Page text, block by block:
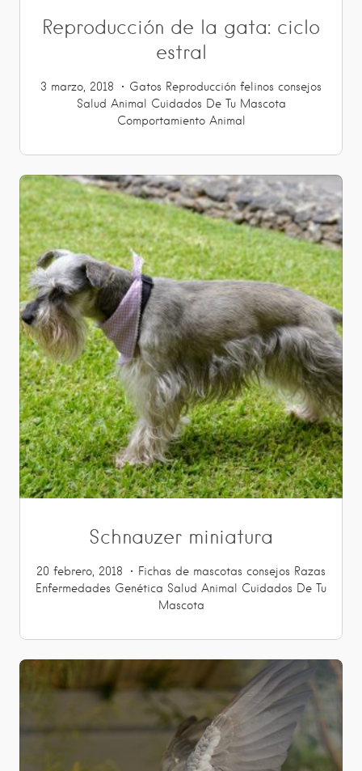
Reproducción de la gata: ciclo
estral
3 marzo, 2018 Gatos Reproducción felinos consejos
Salud Animal
Cuidados De Tu Mascota
Comportamiento Animal
Schnauzer miniatura
20 febrero, 2018 Fichas de mascotas consejos Razas
Enfermedades Genética Salud Animal
Cuidados De Tu
Mascota